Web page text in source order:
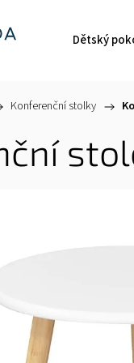
Dětský
Konferenční stolky /